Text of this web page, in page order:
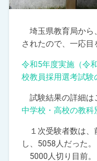
埼玉県教育局から
されたので、一応目
令和5年度実施（令
校教員採用選考試験
試験結果の詳細は
中学校・高校の教科
１次受験者数は、
し、5058人だった。
5000人切り目前。